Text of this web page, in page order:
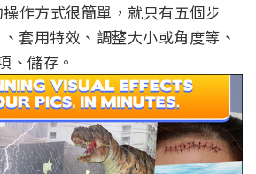
作方式很簡單，就只有五個步
套用特效、調整大小或角度等、
、儲存。